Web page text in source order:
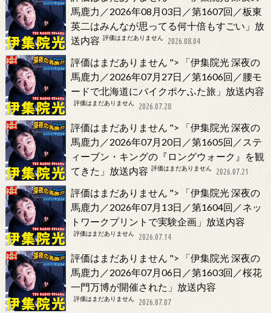
馬鹿力／2026年08月03日／第1607回／板東
英二はみんなが思ってる何十倍もすごい」放
送内容 評価はまだありません 2026.08.04
評価はまだありません ">
「伊集院光 深夜の
馬鹿力／2026年07月27日／第1606回／腰モ
ードで北海道にバイクポケふた旅」放送内容
評価はまだありません 2026.07.28
評価はまだありません ">
「伊集院光 深夜の
馬鹿力／2026年07月20日／第1605回／ステ
ィーブン・キングの『ロングウォーク』を観
てきた」放送内容 評価はまだありません 2026.07.21
評価はまだありません ">
「伊集院光 深夜の
馬鹿力／2026年07月13日／第1604回／ネッ
トワークプリントで実験企画」放送内容
評価はまだありません 2026.07.14
評価はまだありません ">
「伊集院光 深夜の
馬鹿力／2026年07月06日／第1603回／桜花
一門万博が開催された」放送内容
評価はまだありません 2026.07.07